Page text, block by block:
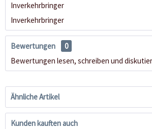
Inverkehrbringer
Inverkehrbringer
Bewertungen
0
Bewertungen lesen, schreiben und
Ähnliche Artikel
Kunden kauften auch